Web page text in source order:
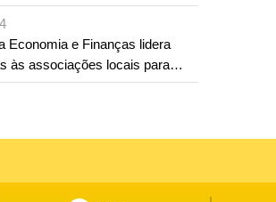
Economia e Finanças lidera
às associações locais para
e promover os trabalhos